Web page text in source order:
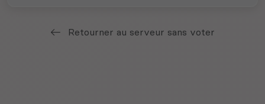
Retourner au serveur sans voter